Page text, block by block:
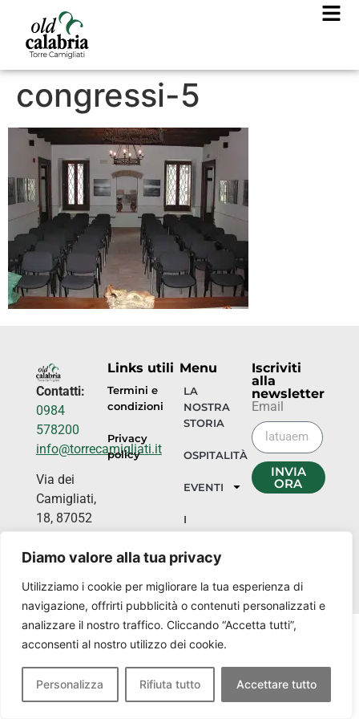
Diamo valore alla tua privacy
Utilizziamo i cookie per migliorare la tua esperienza di
navigazione, offrirti pubblicità o contenuti personalizzati e
analizzare il nostro traffico. Cliccando “Accetta tutti”,
acconsenti al nostro utilizzo dei cookie.
Personalizza Rifiuta tutto Accettare tutto
congressi-5
Contatti:
0984
578200
info@torrecamigliati.it
Via dei
Camigliati,
18, 87052
Silano CS
Links utili
Termini e
condizioni
Privacy
policy
Menu
LA
NOSTRA
STORIA
OSPITALITÀ
EVENTI
I
NOSTRI
LUOGHI
Iscriviti
alla
newsletter
Email
INVIA
ORA